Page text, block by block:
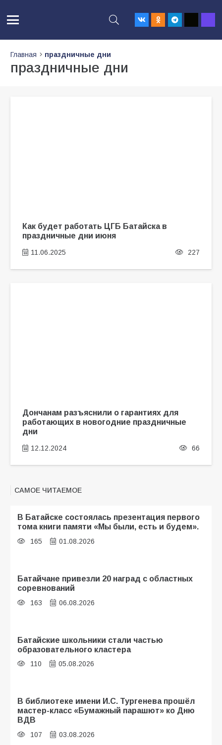
Главная праздничные дни
праздничные дни
Как будет работать ЦГБ Батайска в
праздничные дни июня
11.06.2025 227
Дончанам разъяснили о гарантиях для
работающих в новогодние праздничные
дни
12.12.2024 66
САМОЕ ЧИТАЕМОЕ
В Батайске состоялась презентация первого
тома книги памяти «Мы были, есть и будем».
165 01.08.2026
Батайчане привезли 20 наград с областных
соревнований
163 06.08.2026
Батайские школьники стали частью
образовательного кластера
110 05.08.2026
В библиотеке имени И.С. Тургенева прошёл
мастер-класс «Бумажный парашют» ко Дню
ВДВ
107 03.08.2026